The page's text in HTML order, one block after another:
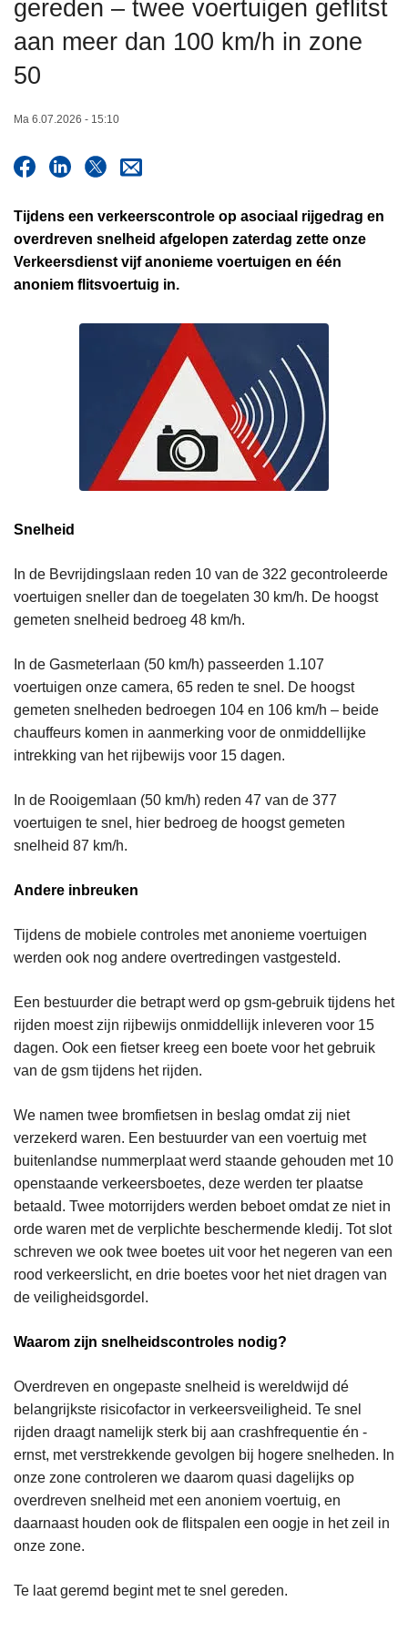
gereden – twee voertuigen geflitst
aan meer dan 100 km/h in zone
50
Ma 6.07.2026 - 15:10
Tijdens een verkeerscontrole op asociaal rijgedrag en
overdreven snelheid afgelopen zaterdag zette onze
Verkeersdienst vijf anonieme voertuigen en één
anoniem flitsvoertuig in.
Snelheid
In de Bevrijdingslaan reden 10 van de 322 gecontroleerde
voertuigen sneller dan de toegelaten 30 km/h. De hoogst
gemeten snelheid bedroeg 48 km/h.
In de Gasmeterlaan (50 km/h) passeerden 1.107
voertuigen onze camera, 65 reden te snel. De hoogst
gemeten snelheden bedroegen 104 en 106 km/h – beide
chauffeurs komen in aanmerking voor de onmiddellijke
intrekking van het rijbewijs voor 15 dagen.
In de Rooigemlaan (50 km/h) reden 47 van de 377
voertuigen te snel, hier bedroeg de hoogst gemeten
snelheid 87 km/h.
Andere inbreuken
Tijdens de mobiele controles met anonieme voertuigen
werden ook nog andere overtredingen vastgesteld.
Een bestuurder die betrapt werd op gsm-gebruik tijdens het
rijden moest zijn rijbewijs onmiddellijk inleveren voor 15
dagen. Ook een fietser kreeg een boete voor het gebruik
van de gsm tijdens het rijden.
We namen twee bromfietsen in beslag omdat zij niet
verzekerd waren. Een bestuurder van een voertuig met
buitenlandse nummerplaat werd staande gehouden met 10
openstaande verkeersboetes, deze werden ter plaatse
betaald. Twee motorrijders werden beboet omdat ze niet in
orde waren met de verplichte beschermende kledij. Tot slot
schreven we ook twee boetes uit voor het negeren van een
rood verkeerslicht, en drie boetes voor het niet dragen van
de veiligheidsgordel.
Waarom zijn snelheidscontroles nodig?
Overdreven en ongepaste snelheid is wereldwijd dé
belangrijkste risicofactor in verkeersveiligheid. Te snel
rijden draagt namelijk sterk bij aan crashfrequentie én -
ernst, met verstrekkende gevolgen bij hogere snelheden. In
onze zone controleren we daarom quasi dagelijks op
overdreven snelheid met een anoniem voertuig, en
daarnaast houden ook de flitspalen een oogje in het zeil in
onze zone.
Te laat geremd begint met te snel gereden.